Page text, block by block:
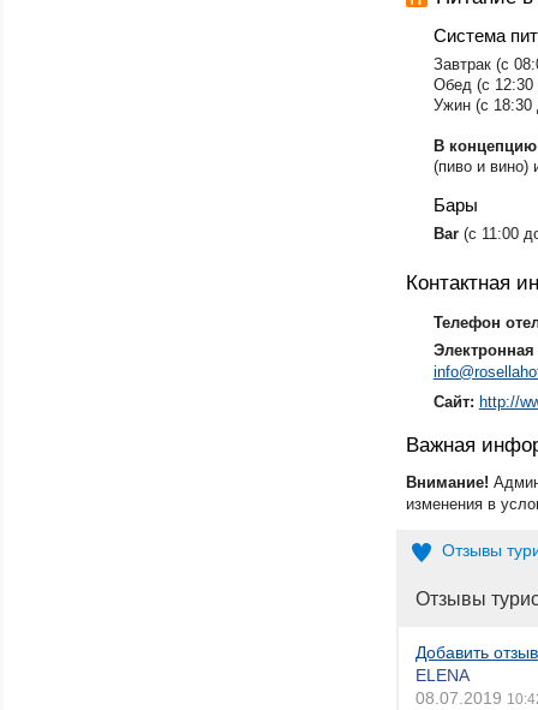
Система
​Завтрак (с
Обед (с
Ужин (с
В
(пиво и вино)
Бары
Bar(с 11:00
Контактная
Телефон
Электронная
Сайт: http://
Важная
Внимание!
изменения в
Отзывы
Отзывы
Добавить отзыв
ELENA
08.07.2019